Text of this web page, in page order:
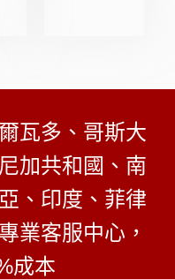
瓦多、哥斯大
加共和國、南
、印度、菲律
業客服中心，
成本